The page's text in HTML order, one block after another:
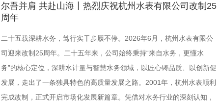
尔吾并肩 共赴山海丨热烈庆祝杭州水表有限公司改制25
周年
二十五载深耕水务，笃行实干步履不停。2026年6月，杭州水表有限公
司迎来改制25周年。二十五年来，公司始终秉持“来自水务，更懂水
务”的核心定位，深耕水计量与智慧水务领域，以匠心铸品质、以创新促
发展，走出了一条独具特色的高质量发展之路。2001年，杭州水表顺利
完成改制，正式开启市场化发展新篇章。凭借对水务行业的深刻认知，